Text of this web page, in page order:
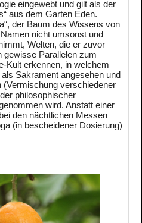
eingewebt und gilt als der
aus dem Garten Eden.
der Baum des Wissens von
nicht umsonst und
Welten, die er zuvor
gewisse Parallelen zum
Kult erkennen, in welchem
Sakrament angesehen und
verschiedener
philosophischer
wird. Anstatt einer
den nächtlichen Messen
(in bescheidener Dosierung)